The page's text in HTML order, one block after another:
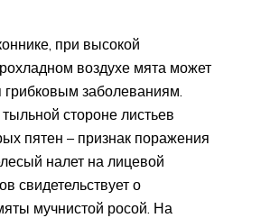
при высокой
воздухе мята может
грибковым заболеваниям.
стороне листьев
пятен – признак поражения
налет на лицевой
свидетельствует о
мучнистой росой. На